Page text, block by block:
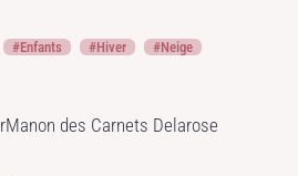
Enfants Hiver Neige
Manon des Carnets Delarose